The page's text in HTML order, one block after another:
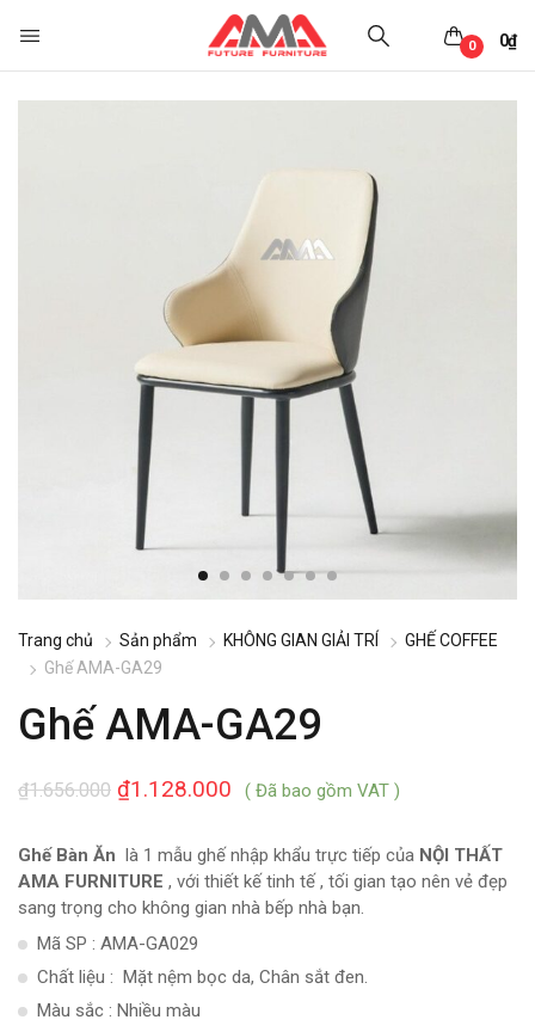
0₫
0
Trang chủ Sản phẩm KHÔNG GIAN GIẢI TRÍ
GHẾ COFFEE
Ghế AMA-GA29
Ghế AMA-GA29
1.656.000
₫ 1.128.000
₫ ( Đã bao gồm VAT )
Ghế Bàn Ăn là 1 mẫu ghế nhập khẩu trực tiếp của NỘI THẤT
AMA FURNITURE , với thiết kế tinh tế , tối gian tạo nên vẻ đẹp
sang trọng cho không gian nhà bếp nhà bạn.
Mã SP : AMA-GA029
Chất liệu : Mặt nệm bọc da, Chân sắt đen.
Màu sắc : Nhiều màu